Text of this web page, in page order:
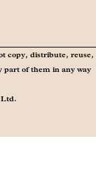
copy, distribute, reuse,
part of them in any way